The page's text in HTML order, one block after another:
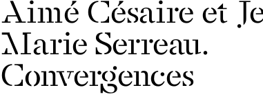
Aimé Césaire et
Marie Serreau.
Convergences